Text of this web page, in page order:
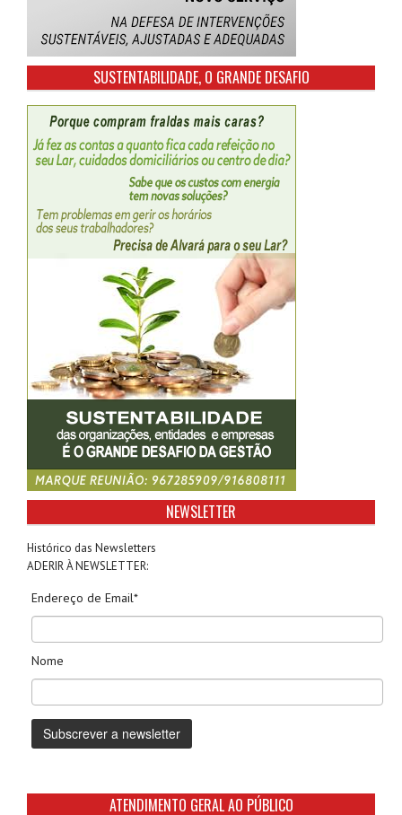
SUSTENTABILIDADE, O GRANDE DESAFIO
NEWSLETTER
Histórico das Newsletters
ADERIR À NEWSLETTER:
Endereço de Email*
Nome
ATENDIMENTO GERAL AO PÚBLICO